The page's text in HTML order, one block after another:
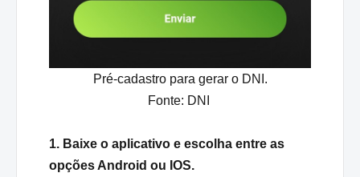
Pré-cadastro para gerar o DNI.
Fonte: DNI
1. Baixe o aplicativo e escolha entre as
opções Android ou IOS.